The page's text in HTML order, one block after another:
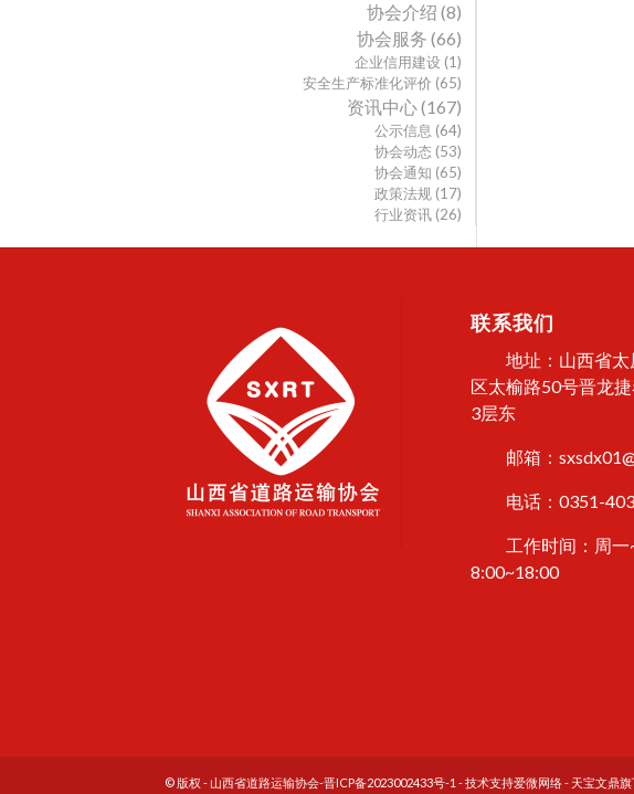
协会介绍 (8)
协会服务 (66)
企业信用建设(1)
安全生产标准化评价 (65)
资讯中心(167)
公示信息 (64)
协会动态(53)
协会通知 (65)
政策法规(17)
行业资讯(26)
联系我们
地址：山西省太
区太榆路50号晋龙
3层东
邮箱：
电话：0351-
工作时间：周一
8:00~18:00
© 版权 - 山西省道路运输协会-晋ICP备2023002433号-1 - 技术支持爱微网络- 天宝文鼎